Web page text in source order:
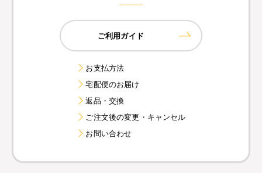
ご利用ガイド
お支払方法
宅配便のお届け
返品・交換
ご注文後の変更・キャンセル
お問い合わせ